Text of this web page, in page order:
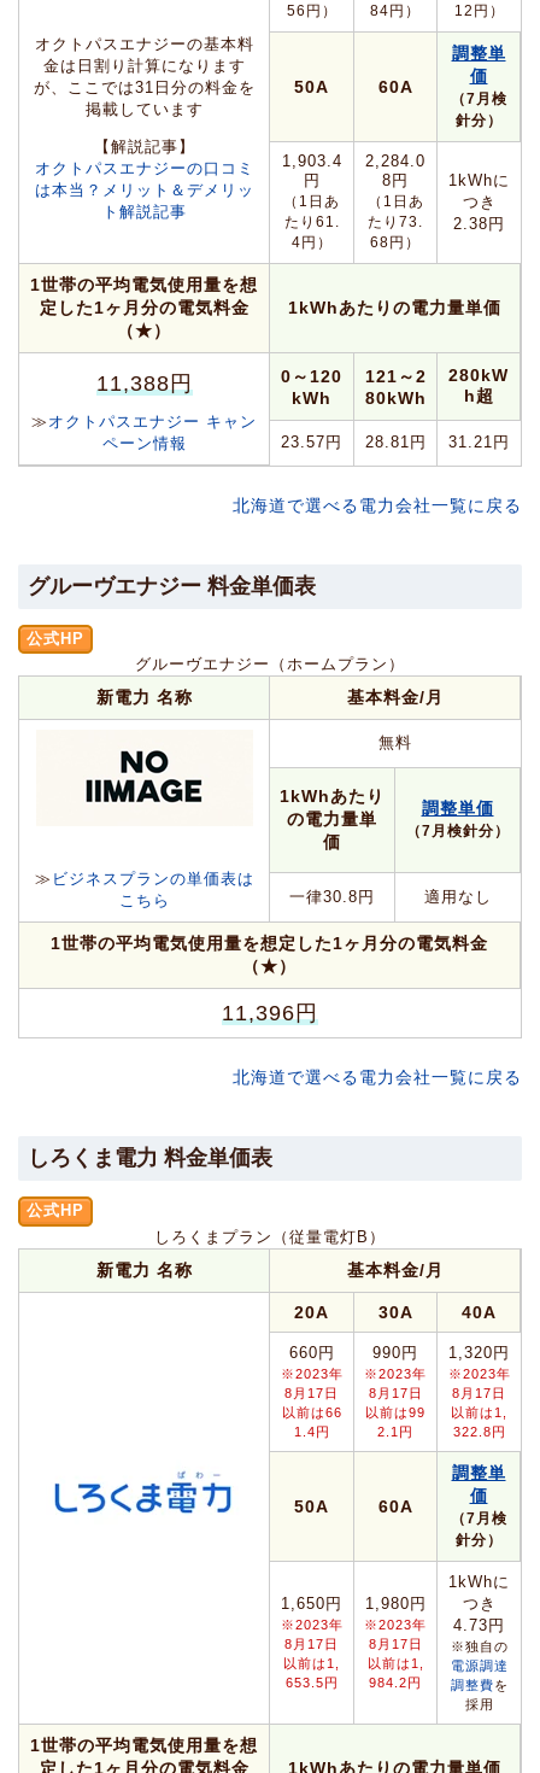
オクトパスエナジーの基本料
金は日割り計算になります
が、ここでは31日分の料金を
掲載しています
【解説記事】
オクトパスエナジーの口コミ
は本当？メリット＆デメリッ
ト解説記事
56円）
84円）
12円）
50A 60A
調整単
価
（7月検
針分）
1,903.4
円
（1日あ
たり61.
4円）
2,284.0
8円
（1日あ
たり73.
68円）
1kWhに
つき
2.38円
1世帯の平均電気使用量を想
定した1ヶ月分の電気料金
（★）
1kWhあたりの電力量単価
11,388円
≫ オクトパスエナジー キャン
ペーン情報
0～120
kWh
121～2
80kWh
280kW
h超
23.57円 28.81円 31.21円
北海道で選べる電力会社一覧に戻る
グルーヴエナジー 料金単価表
公式HP
グルーヴエナジー（ホームプラン）
新電力 名称 基本料金/月
≫ ビジネスプランの単価表は
こちら
無料
1kWhあたり
の電力量単
価
調整単価
（7月検針分）
一律30.8円 適用なし
1世帯の平均電気使用量を想定した1ヶ月分の電気料金
（★）
11,396円
北海道で選べる電力会社一覧に戻る
しろくま電力 料金単価表
公式HP
しろくまプラン（従量電灯B）
新電力 名称 基本料金/月
20A 30A 40A
660円
※2023年
8月17日
以前は66
1.4円
990円
※2023年
8月17日
以前は99
2.1円
1,320円
※2023年
8月17日
以前は1,
322.8円
50A 60A
調整単
価
（7月検
針分）
1,650円
※2023年
8月17日
以前は1,
653.5円
1,980円
※2023年
8月17日
以前は1,
984.2円
1kWhに
つき
4.73円
※独自の
電源調達
調整費を
採用
1世帯の平均電気使用量を想
定した1ヶ月分の電気料金
1kWhあたりの電力量単価